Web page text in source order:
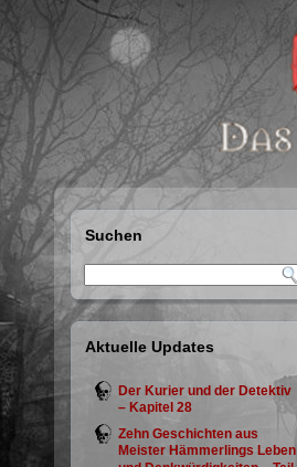
Suchen
Aktuelle Updates
Der Kurier und der Detektiv
– Kapitel 28
Zehn Geschichten aus
Meister Hämmerlings Leben